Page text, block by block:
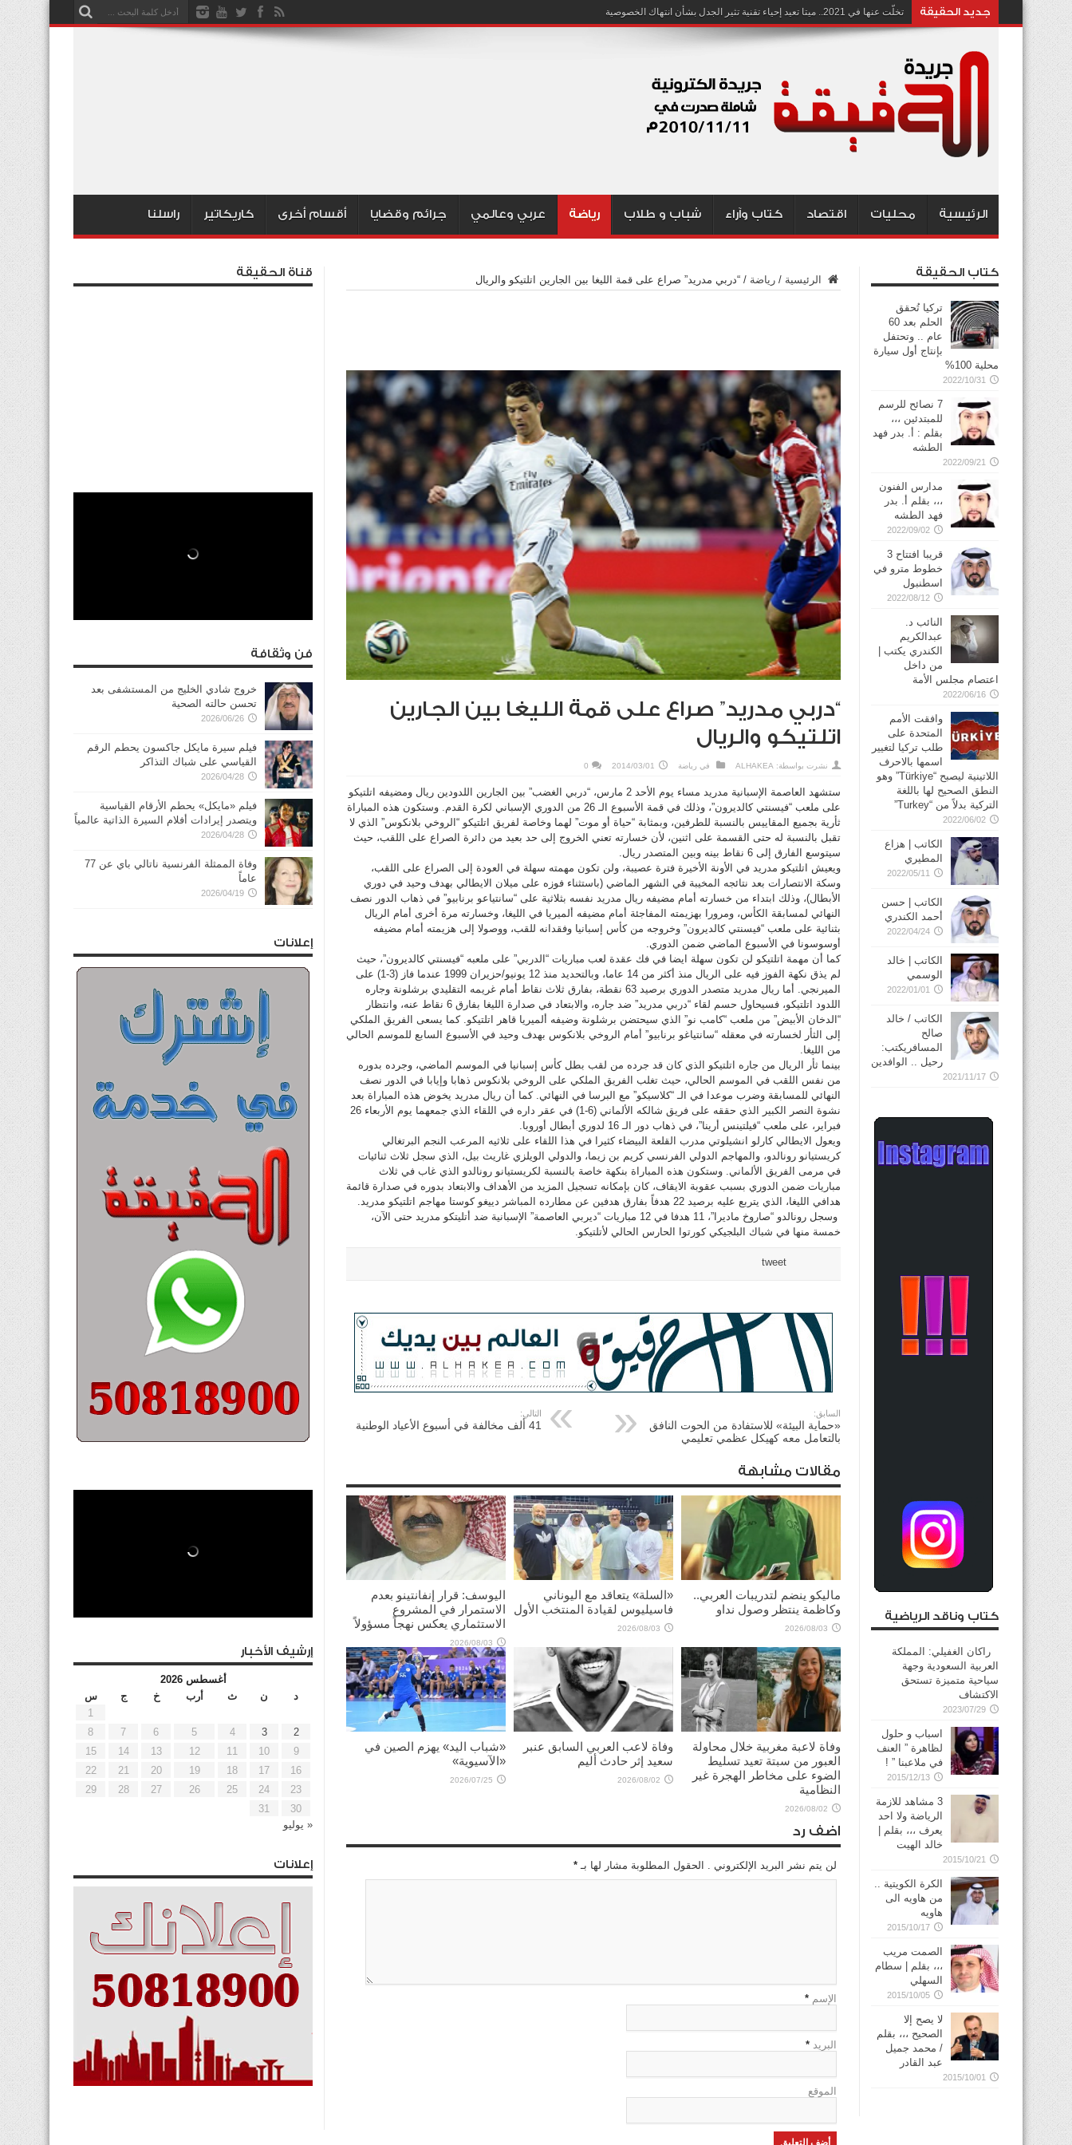
جديد الحقيقة تخلّت عنها في 2021.. ميتا تعيد إحياء تقنية تثير الجدل بشأن انتهاك الخصوصية
الرئيسية محليات اقتصاد كتاب وآراء شباب و طلاب رياضة عربي وعالمي جرائم وقضايا أقسام أخرى كاريكاتير راسلنا
الرئيسية / رياضة / “دربي مدريد” صراع على قمة الليغا بين الجارين اتلتيكو والريال
“دربي مدريد” صراع على قمة الليغا بين الجارين
اتلتيكو والريال
نشرت بواسطة: ALHAKEA في رياضة 2014/03/01
0
ستشهد العاصمة الإسبانية مدريد مساء يوم الأحد 2 مارس، “دربي الغضب” بين الجارين اللدودين ريال ومضيفه اتلتيكو
على ملعب “فيسنتي كالديرون”، وذلك في قمة الأسبوع الـ 26 من الدوري الإسباني لكرة القدم. وستكون هذه المباراة
ثأرية بجميع المقاييس بالنسبة للطرفين، وبمثابة “حياة أو موت” لهما وخاصة لفريق اتلتيكو “الروخي بلانكوس” الذي لا
تقبل بالنسبة له حتى القسمة على اثنين، لأن خسارته تعني الخروج إلى حد بعيد من دائرة الصراع على اللقب، حيث
سيتوسع الفارق إلى 6 نقاط بينه وبين المتصدر ريال.
ويعيش اتلتيكو مدريد في الأونة الأخيرة فترة عصيبة، ولن تكون مهمته سهلة في العودة إلى الصراع على اللقب،
وسكة الانتصارات بعد نتائجه المخيبة في الشهر الماضي (باستثناء فوزه على ميلان الايطالي بهدف وحيد في دوري
الأبطال)، وذلك ابتداء من خسارته أمام مضيفه ريال مدريد نفسه بثلاثية على “سانتياعو برنابيو” في ذهاب الدور نصف
النهائي لمسابقة الكأس، ومرورا بهزيمته المفاجئة أمام مضيفه ألميريا في الليغا، وخسارته مرة أخرى أمام الريال
بثنائية على ملعب “فيسنتي كالديرون” وخروجه من كأس إسبانيا وفقدانه للقب، ووصولا إلى هزيمته أمام مضيفه
أوسوسونا في الأسبوع الماضي ضمن الدوري.
كما أن مهمة اتلتيكو لن تكون سهلة ايضا في فك عقدة لعب مباريات “الدربي” على ملعبه “فيسنتي كالديرون”، حيث
لم يذق نكهة الفوز فيه على الريال منذ أكثر من 14 عاما، وبالتحديد منذ 12 يونيو/حزيران 1999 عندما فاز (3-1) على
الميرنجي. أما ريال مدريد متصدر الدوري برصيد 63 نقطة، بفارق ثلاث نقاط أمام غريمه التقليدي برشلونة وجاره
اللدود اتلتيكو، فسيحاول حسم لقاء “دربي مدريد” ضد جاره، والابتعاد في صدارة الليغا بفارق 6 نقاط عنه، وانتظار
“الدخان الأبيض” من ملعب “كامب نو” الذي سيحتضن برشلونة وضيفه ألميريا قاهر اتلتيكو. كما يسعى الفريق الملكي
إلى الثأر لخسارته في معقله “سانتياغو برنابيو” أمام الروخي بلانكوس بهدف وحيد في الأسبوع السابع للموسم الحالي
من الليغا.
بينما ثأر الريال من جاره اتلتيكو الذي كان قد جرده من لقب بطل كأس إسبانيا في الموسم الماضي، وجرده بدوره
من نفس اللقب في الموسم الحالي، حيث تغلب الفريق الملكي على الروخي بلانكوس ذهابا وإيابا في الدور نصف
النهائي للمسابقة وضرب موعدا في الـ “كلاسيكو” مع البرسا في النهائي. كما أن ريال مدريد يخوض هذه المباراة بعد
نشوة النصر الكبير الذي حققه على فريق شالكه الألماني (6-1) في عقر داره في اللقاء الذي جمعهما يوم الأربعاء 26
فبراير، على ملعب “فيلتينس أرينا”، في ذهاب دور الـ 16 لدوري أبطال أوروبا.
ويعول الايطالي كارلو انشيلوتي مدرب القلعة البيضاء كثيرا في هذا اللقاء على ثلاثيه المرعب النجم البرتغالي
كريستيانو رونالدو، والمهاجم الدولي الفرنسي كريم بن زيما، والدولي الويلزي غاريث بيل، الذي سجل ثلاث ثنائيات
في مرمى الفريق الألماني. وستكون هذه المباراة بنكهة خاصة بالنسبة لكريستيانو رونالدو الذي غاب في ثلاث
مباريات ضمن الدوري بسبب عقوبة الايقاف، كان بإمكانه تسجيل المزيد من الأهداف والابتعاد بدوره في صدارة قائمة
هدافي الليغا، الذي يتربع عليه برصيد 22 هدفاً بفارق هدفين عن مطارده المباشر دييغو كوستا مهاجم اتلتيكو مدريد.
وسجل رونالدو “صاروخ ماديرا”، 11 هدفا في 12 مباريات “ديربي العاصمة” الإسبانية ضد أتليتكو مدريد حتى الآن،
خمسة منها في شباك البلجيكي كورتوا الحارس الحالي لأتلتيكو.
tweet
السابق:
«حماية البيئة» للاستفادة من الحوت النافق
بالتعامل معه كهيكل عظمي تعليمي
التالي:
41 ألف مخالفة في أسبوع الأعياد الوطنية
مقالات مشابهة
ماليكو ينضم لتدريبات العربي..
وكاظمة ينتظر وصول نداو
2026/08/03
«السلة» يتعاقد مع اليوناني
فاسيليوس لقيادة المنتخب الأول
2026/08/03
اليوسف: قرار إنفانتينو بعدم
الاستمرار في المشروع
الاستثماري يعكس نهجاً مسؤولاً
2026/08/03
وفاة لاعبة مغربية خلال محاولة
العبور من سبتة تعيد تسليط
الضوء على مخاطر الهجرة غير
النظامية
2026/08/02
وفاة لاعب العربي السابق عنبر
سعيد إثر حادث أليم
2026/08/02
«شباب اليد» يهزم الصين في
«الآسيوية»
2026/07/25
اضف رد
لن يتم نشر البريد الإلكتروني . الحقول المطلوبة مشار لها بـ *
الإسم *
البريد *
الموقع
كتاب الحقيقة
تركيا تُحقق
الحلم بعد 60
عام .. وتحتفل
بإنتاج أول سيارة
محلية 100%
2022/10/31
7 نصائح للرسم
للمبتدئين ،،،
بقلم : أ. بدر فهد
الطشه
2022/09/21
مدارس الفنون
،،، بقلم أ. بدر
فهد الطشه
2022/09/02
قريبا افتتاح 3
خطوط مترو في
2022/08/12
النائب د.
عبدالكريم
الكندري يكتب |
من داخل
اعتصام مجلس الأمة
2022/06/16
وافقت الأمم
المتحدة على
طلب تركيا لتغيير
اسمها بالاحرف
اللاتينية ليصبح “Türkiye” وهو
النطق الصحيح لها باللغة
التركية بدلاً من “Turkey”
2022/06/02
الكاتب | هزاع
المطيري
2022/05/11
الكاتب | حسن
أحمد الكندري
2022/04/24
الكاتب | خالد
الوسمي
2022/01/01
الكاتب / خالد
صالح
المسافريكتب:
رحيل .. الوافدين
2021/11/17
كتاب وناقد الرياضية
راكان الغفيلي: المملكة
العربية السعودية وجهة
سياحية متميزة تستحق
الاكتشاف
2023/07/29
اسباب و حلول
لظاهرة ” العنف
في ملاعبنا ” !
2015/12/13
3 مشاهد للازمة
الرياضة ولا احد
يعرف ،،، بقلم |
خالد الهيت
2015/10/21
الكرة الكويتية ..
من هاويه الى
هاويه
2015/10/17
الصمت مريب
،،، بقلم | سطام
السهلي
2015/10/05
لا يصح إلا
الصحيح ،،، بقلم
/ محمد جميل
عبد القادر
2015/10/01
قناة الحقيقة
فن وثقافة
خروج شادي الخليج من المستشفى بعد
تحسن حالته الصحية
2026/06/26
فيلم سيرة مايكل جاكسون يحطم الرقم
القياسي على شباك التذاكر
2026/04/28
فيلم «مايكل» يحطم الأرقام القياسية
ويتصدر إيرادات أفلام السيرة الذاتية عالمياً
2026/04/28
وفاة الممثلة الفرنسية ناتالي باي عن 77
عاماً
2026/04/19
إعلانات
إرشيف الأخبار
أغسطس 2026
د
ن ث أرب خ ج
س
1
2
3
4
5
6
7
8
9
10
11
12
13
14
15
16
17
18
19
20
21
22
23
24
25
26
27
28
29
30
31
« يوليو
إعلانات